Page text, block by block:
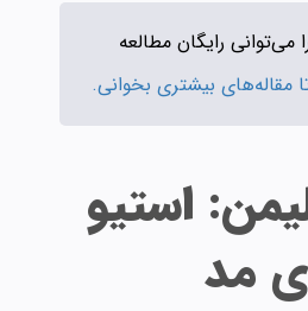
را می‌توانی رایگان مطالعه
مقاله‌های بیشتری بخوانی.
استیو
مد